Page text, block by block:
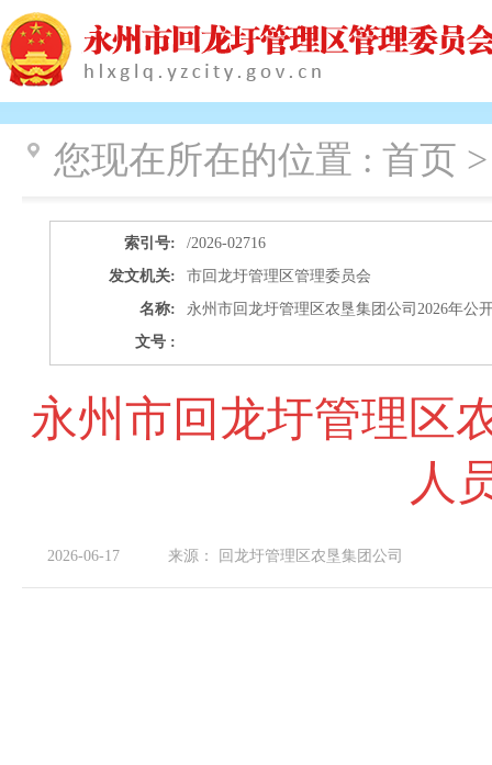
您现在所在的位置 : 首页
索引号:
/2026-02716
发文机关:
市回龙圩管理区管理委员会
名称:
永州市回龙圩管理区农垦集团公司2026年公
文号 :
永州市回龙圩管理区
人
2026-06-17 来源： 回龙圩管理区农垦集团公司